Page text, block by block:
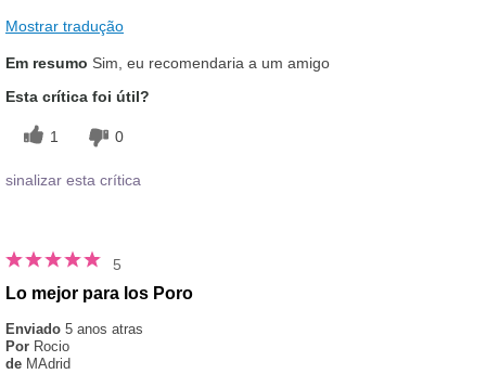
Mostrar tradução
Em resumo Sim, eu recomendaria a um amigo
Esta crítica foi útil?
1 0
sinalizar esta crítica
5
Lo mejor para los Poro
Enviado 5 anos atras
Por Rocio
de MAdrid